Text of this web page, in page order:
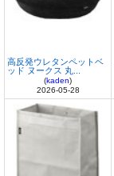
高反発ウレタンペットベ
ッド ヌークス 丸...
(kaden)
2026-05-28